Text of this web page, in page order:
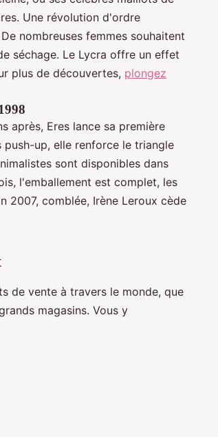
Une révolution d'ordre
nombreuses femmes souhaitent
séchage. Le Lycra offre un effet
plus de découvertes, plongez
après, Eres lance sa première
up, elle renforce le triangle
sont disponibles dans
l'emballement est complet, les
2007, comblée, Irène Leroux cède
de vente à travers le monde, que
magasins. Vous y